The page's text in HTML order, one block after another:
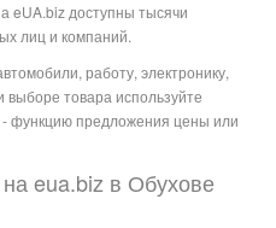
eUA.biz доступны тысячи
лиц и компаний.
работу, электронику,
выборе товара используйте
функцию предложения цены или
eua.biz в Обухове